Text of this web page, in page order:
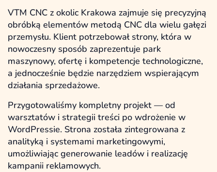
VTM CNC z okolic Krakowa zajmuje się precyzyjną
obróbką elementów metodą CNC dla wielu gałęzi
przemysłu. Klient potrzebował strony, która w
nowoczesny sposób zaprezentuje park
maszynowy, ofertę i kompetencje technologiczne,
a jednocześnie będzie narzędziem wspierającym
działania sprzedażowe.
Przygotowaliśmy kompletny projekt — od
warsztatów i strategii treści po wdrożenie w
WordPressie. Strona została zintegrowana z
analityką i systemami marketingowymi,
umożliwiając generowanie leadów i realizację
kampanii reklamowych.